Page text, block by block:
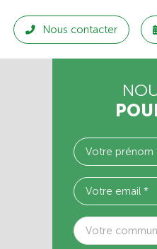
Nous contacter
Votre